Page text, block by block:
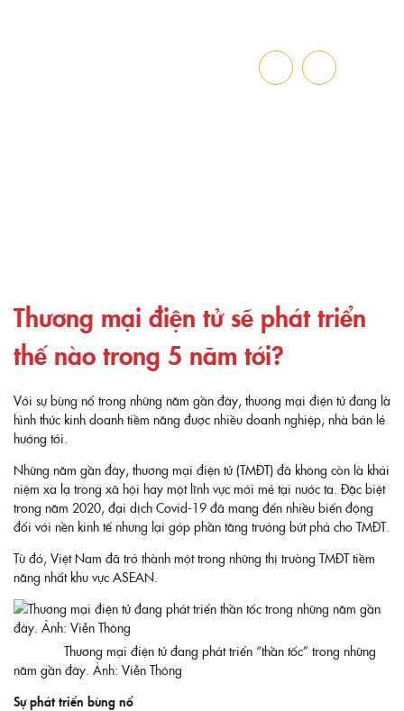
Thương mại điện tử sẽ phát triển
thế nào trong 5 năm tới?
Với sự bùng nổ trong những năm gần đây, thương mại điện tử đang là
hình thức kinh doanh tiềm năng được nhiều doanh nghiệp, nhà bán lẻ
hướng tới.
Những năm gần đây, thương mại điện tử (TMĐT) đã không còn là khái
niệm xa lạ trong xã hội hay một lĩnh vực mới mẻ tại nước ta. Đặc biệt
trong năm 2020, đại dịch Covid-19 đã mang đến nhiều biến động
đối với nền kinh tế nhưng lại góp phần tăng trưởng bứt phá cho TMĐT.
Từ đó, Việt Nam đã trở thành một trong những thị trường TMĐT tiềm
năng nhất khu vực ASEAN.
Thương mại điện tử đang phát triển “thần tốc” trong những
năm gần đây. Ảnh: Viễn Thông
Sự phát triển bùng nổ